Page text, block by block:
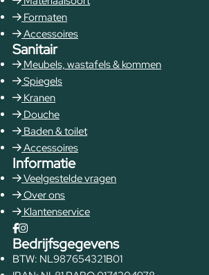
Formaten
Accessoires
Sanitair
Meubels, wastafels & kommen
Spiegels
Kranen
Douche
Baden & toilet
Accessoires
Informatie
Veelgestelde vragen
Over ons
Klantenservice
Bedrijfsgegevens
BTW: NL987654321B01